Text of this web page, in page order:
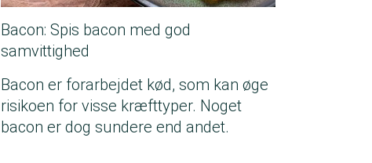
Bacon: Spis bacon med god
samvittighed
Bacon er forarbejdet kød, som kan øge
risikoen for visse kræfttyper. Noget
bacon er dog sundere end andet.